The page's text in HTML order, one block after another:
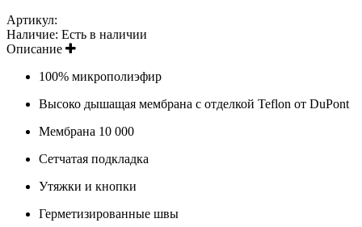
Артикул:
Наличие: Есть в наличии
Описание
100% микрополиэфир
Высоко дышащая мембрана с отделкой Teflon от DuPont
Мембрана 10 000
Сетчатая подкладка
Утяжки и кнопки
Герметизированные швы